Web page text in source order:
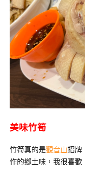
美味竹筍
竹筍真的是觀音山招牌
作的鄉土味，我很喜歡